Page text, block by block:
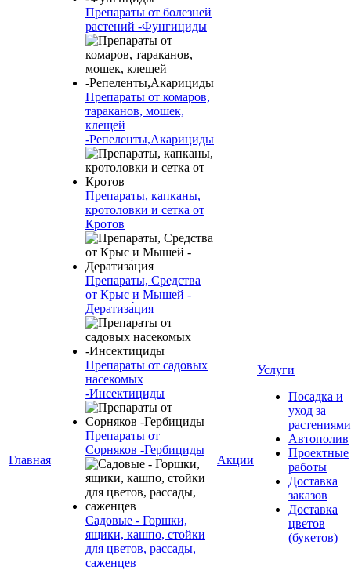
Главная
Препараты от болезней
растений -Фунгициды
Препараты от комаров,
тараканов, мошек,
клещей
-Репеленты,Акарициды
Препараты, капканы,
кротоловки и сетка от
Кротов
Препараты, Средства
от Крыс и Мышей -
Дератиза́ция
Препараты от садовых
насекомых
-Инсектициды
Препараты от
Сорняков -Гербициды
Садовые - Горшки,
ящики, кашпо, стойки
для цветов, рассады,
саженцев
Акции
Услуги
Посадка и
уход за
растениями
Автополив
Проектные
работы
Доставка
заказов
Доставка
цветов
(букетов)